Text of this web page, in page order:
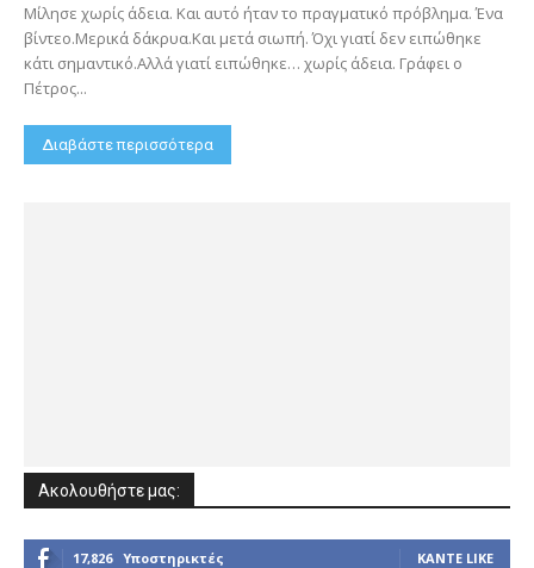
Μίλησε χωρίς άδεια. Και αυτό ήταν το πραγματικό πρόβλημα. Ένα
βίντεο.Μερικά δάκρυα.Και μετά σιωπή. Όχι γιατί δεν ειπώθηκε
κάτι σημαντικό.Αλλά γιατί ειπώθηκε… χωρίς άδεια. Γράφει ο
Πέτρος...
Διαβάστε περισσότερα
Ακολουθήστε μας:
17,826 Υποστηρικτές ΚΆΝΤΕ LIKE